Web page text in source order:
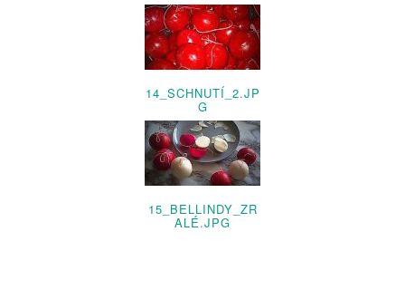
14_SCHNUTÍ_2.JP
G
15_BELLINDY_ZR
ALÉ.JPG